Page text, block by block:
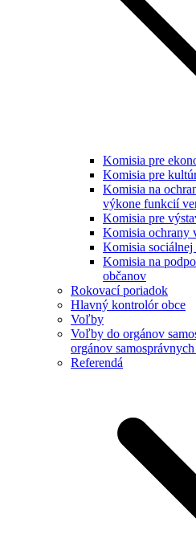
Komisia pre
Komisia pre
Komisia na
výkone funkcií
Komisia pre
Komisia ochrany
Komisia sociálnej
Komisia na
občanov
Rokovací poriadok
Hlavný kontrolór obce
Voľby
Voľby do orgánov
orgánov
Referendá